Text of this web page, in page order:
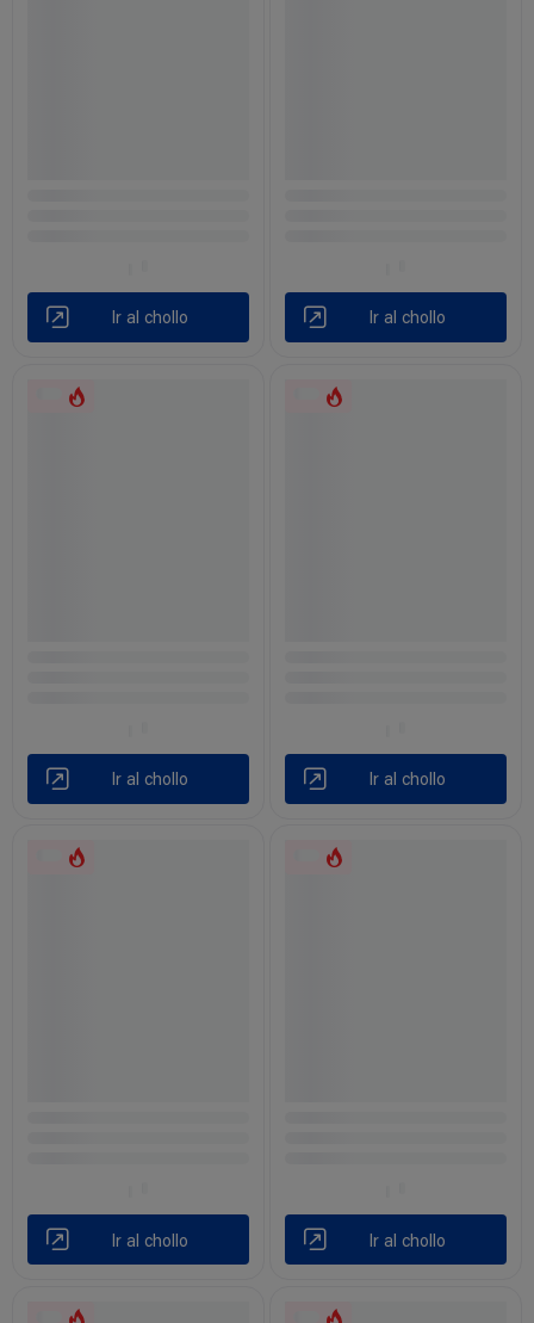
Ir al chollo Ir al chollo
Ir al chollo Ir al chollo
Ir al chollo Ir al chollo